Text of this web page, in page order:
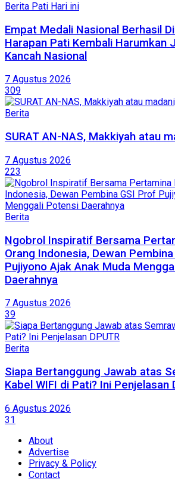
Berita Pati Hari ini
Empat Medali Nasional Berhasil
Harapan Pati Kembali Harumkan
Kancah Nasional
7 Agustus 2026
309
Berita
SURAT AN-NAS, Makkiyah atau
7 Agustus 2026
223
Berita
Ngobrol Inspiratif Bersama
Orang Indonesia, Dewan
Pujiyono Ajak Anak Muda
Daerahnya
7 Agustus 2026
39
Berita
Siapa Bertanggung Jawab atas
Kabel WIFI di Pati? Ini Penjelasan
6 Agustus 2026
31
About
Advertise
Privacy & Policy
Contact